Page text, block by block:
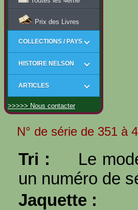
Prix des Livres
COLLECTIONS / PAYS
HISTOIRE NELSON
ARTICLES
>>>>> Nous contacter
N° de série de 351 à
Tri :
Le
un numéro de
Jaquette :